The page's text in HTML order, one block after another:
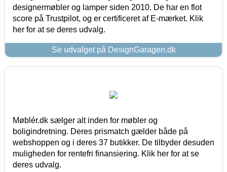
designermøbler og lamper siden 2010. De har en flot
score på Trustpilot, og er certificeret af E-mærket. Klik
her for at se deres udvalg.
Se udvalget på DesignGaragen.dk
Møblér.dk sælger alt inden for møbler og
boligindretning. Deres prismatch gælder både på
webshoppen og i deres 37 butikker. De tilbyder desuden
muligheden for rentefri finansiering. Klik her for at se
deres udvalg.